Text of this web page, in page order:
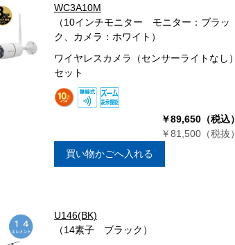
WC3A10M
（10インチモニター モニター：ブラッ
ク、カメラ：ホワイト）
ワイヤレスカメラ（センサーライトなし）
セット
￥89,650（税込）
￥81,500（税抜）
買い物かごへ入れる
U146(BK)
（14素子 ブラック）